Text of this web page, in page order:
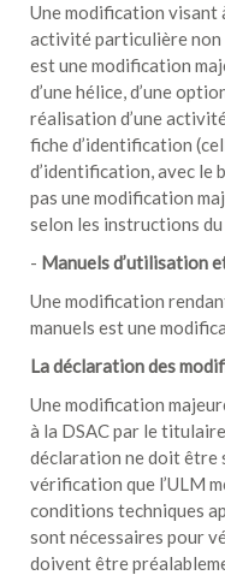
Une modification visant
activité particulière non
est une modification
d’une hélice, d’une
réalisation d’une
fiche d’identification
d’identification, avec le
pas une modification
selon les instructions
- Manuels d’utilisation
Une modification
manuels est une
La déclaration des
Une modification
à la DSAC par le
déclaration ne doit être
vérification que l’ULM
conditions techniques
sont nécessaires pour
doivent être